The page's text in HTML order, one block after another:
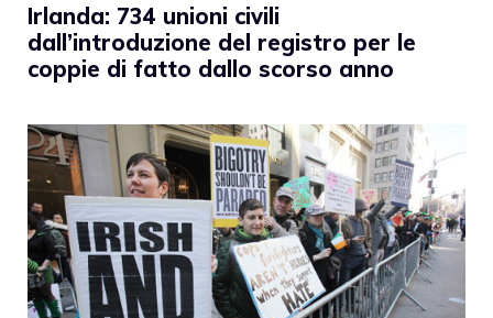
Irlanda: 734 unioni civili
dall’introduzione del registro per le
coppie di fatto dallo scorso anno